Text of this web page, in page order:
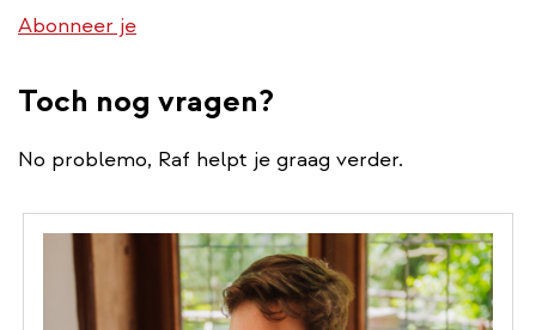
Abonneer je
Toch nog vragen?
No problemo, Raf helpt je graag verder.